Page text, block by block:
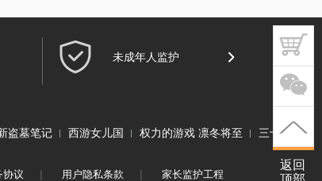
购物
游族
返回